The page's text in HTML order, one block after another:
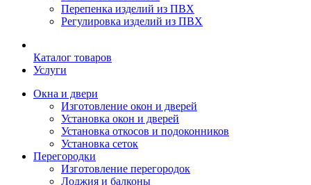
Перепенка изделий из ПВХ
Регулировка изделий из ПВХ
Каталог товаров
Услуги
Окна и двери
Изготовление окон и дверей
Установка окон и дверей
Установка откосов и подоконников
Установка сеток
Перегородки
Изготовление перегородок
Лоджия и балконы